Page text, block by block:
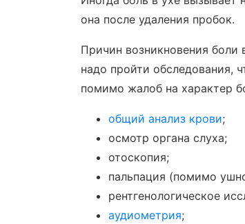
она после удаления пробок.
Причин возникновения боли
надо пройти обследования,
помимо жалоб на характер
общий анализ крови;
осмотр органа слуха;
отоскопия;
пальпация (помимо
рентгенологическое
аудиометрия;